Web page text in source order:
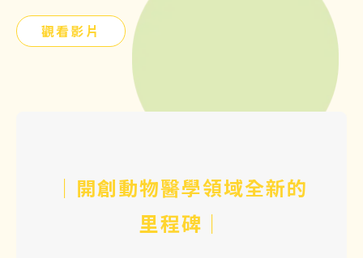
觀看影片
｜開創動物醫學領域全新的
里程碑｜